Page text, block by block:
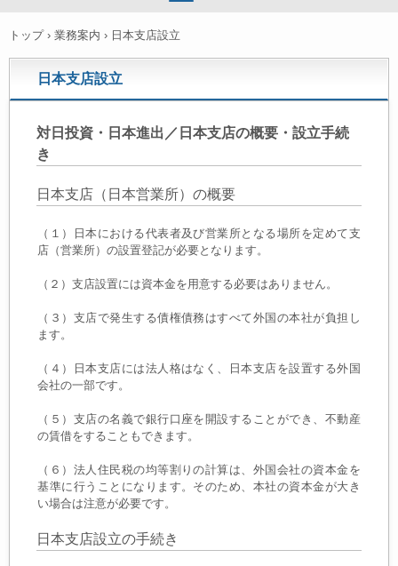
トップ › 業務案内 › 日本支店設立
日本支店設立
対日投資・日本進出／日本支店の概要・設立手続
き
日本支店（日本営業所）の概要
（１）日本における代表者及び営業所となる場所を定めて支
店（営業所）の設置登記が必要となります。
（２）支店設置には資本金を用意する必要はありません。
（３）支店で発生する債権債務はすべて外国の本社が負担し
ます。
（４）日本支店には法人格はなく、日本支店を設置する外国
会社の一部です。
（５）支店の名義で銀行口座を開設することができ、不動産
の賃借をすることもできます。
（６）法人住民税の均等割りの計算は、外国会社の資本金を
基準に行うことになります。そのため、本社の資本金が大き
い場合は注意が必要です。
日本支店設立の手続き